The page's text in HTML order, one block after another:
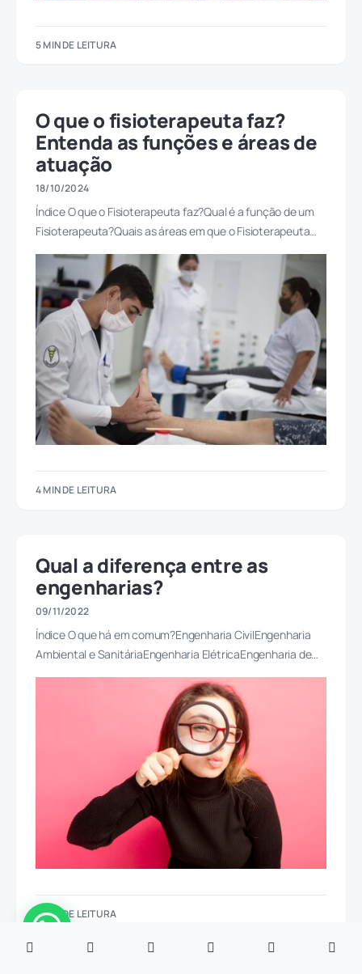
5 MIN DE LEITURA
O que o fisioterapeuta faz?
Entenda as funções e áreas de
atuação
18/10/2024
Índice O que o Fisioterapeuta faz?Qual é a função de um
Fisioterapeuta?Quais as áreas em que o Fisioterapeuta…
4 MIN DE LEITURA
Qual a diferença entre as
engenharias?
09/11/2022
Índice O que há em comum?Engenharia CivilEngenharia
Ambiental e SanitáriaEngenharia ElétricaEngenharia de…
6 MIN DE LEITURA